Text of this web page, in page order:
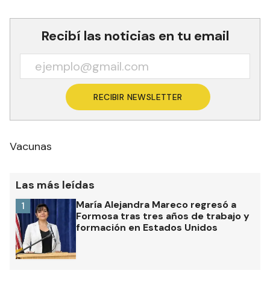
Recibí las noticias en tu email
RECIBIR NEWSLETTER
Vacunas
Las más leídas
María Alejandra Mareco regresó a
Formosa tras tres años de trabajo y
formación en Estados Unidos
1